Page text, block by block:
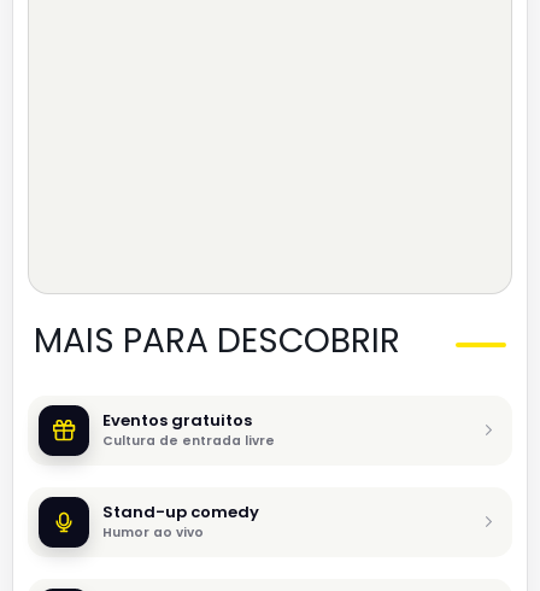
MAIS PARA DESCOBRIR
Eventos gratuitos
Cultura de entrada livre
Stand-up comedy
Humor ao vivo